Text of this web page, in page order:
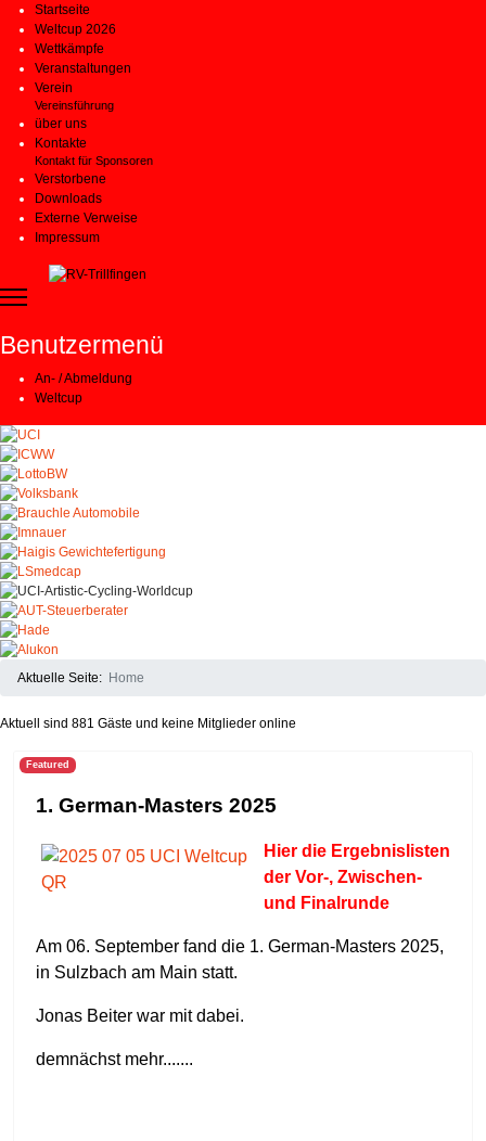
Startseite
Weltcup 2026
Wettkämpfe
Veranstaltungen
Verein
Vereinsführung
über uns
Kontakte
Kontakt für Sponsoren
Verstorbene
Downloads
Externe Verweise
Impressum
Benutzermenü
An- / Abmeldung
Weltcup
Aktuelle Seite: Home
Aktuell sind 881 Gäste und keine Mitglieder online
Featured
1. German-Masters 2025
Hier die Ergebnislisten
der Vor-, Zwischen-
und Finalrunde
Am 06. September fand die 1. German-Masters 2025,
in Sulzbach am Main statt.
Jonas Beiter war mit dabei.
demnächst mehr.......